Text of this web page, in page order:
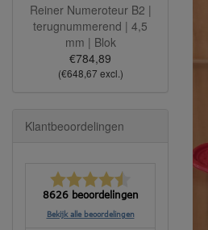
Reiner Numeroteur B2 |
terugnummerend | 4,5
mm | Blok
€784,89
(€648,67 excl.)
Klantbeoordelingen
8626 beoordelingen
Bekijk alle beoordelingen